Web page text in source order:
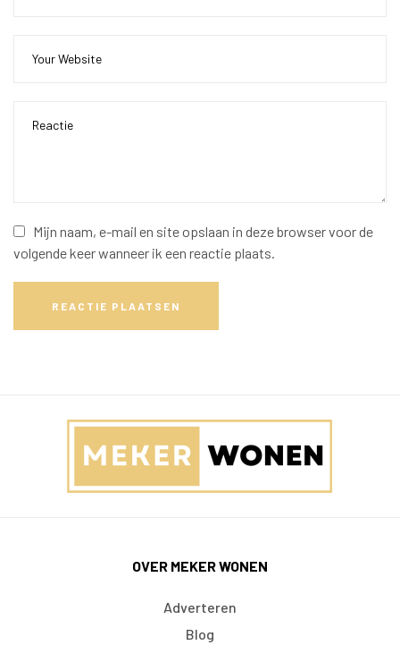
Mijn naam, e-mail en site opslaan in deze browser voor de
volgende keer wanneer ik een reactie plaats.
REACTIE PLAATSEN
OVER MEKER WONEN
Adverteren
Blog